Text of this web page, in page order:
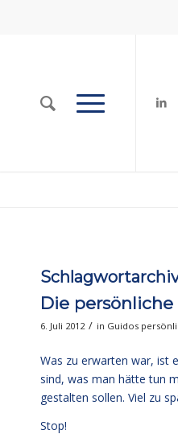
Die
6. Juli 2012 / in Guidos
Was zu erwarten war, ist
sind, was man hätte tun
gestalten sollen. Viel zu
Stop!